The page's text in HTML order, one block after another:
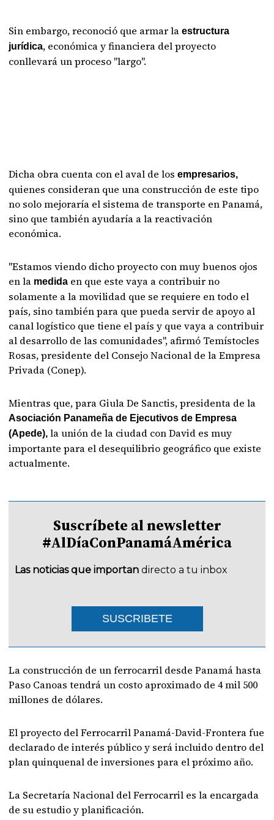
Sin embargo, reconoció que armar laestructura
jurídica, económica y financiera del proyecto
conllevará un proceso "largo".
Dicha obra cuenta con el aval de los empresarios,
quienes consideran que una construcción de este tipo
no solo mejoraría el sistema de transporte en Panamá,
sino que también ayudaría a la reactivación
económica.
"Estamos viendo dicho proyecto con muy buenos ojos
en la medida en que este vaya a contribuir no
solamente a la movilidad que se requiere en todo el
país, sino también para que pueda servir de apoyo al
canal logístico que tiene el país y que vaya a contribuir
al desarrollo de las comunidades", afirmó Temístocles
Rosas, presidente del Consejo Nacional de la Empresa
Privada (Conep).
Mientras que, para Giula De Sanctis, presidenta de la
Asociación Panameña de Ejecutivos de Empresa
(Apede), la unión de la ciudad con David es muy
importante para el desequilibrio geográfico que existe
actualmente.
Suscríbete al newsletter
#AlDíaConPanamáAmérica
Las noticias que importan directo a tu inbox
SUSCRIBETE
La construcción de un ferrocarril desde Panamá hasta
Paso Canoas tendrá un costo aproximado de 4 mil 500
millones de dólares.
El proyecto del Ferrocarril Panamá-David-Frontera fue
declarado de interés público y será incluido dentro del
plan quinquenal de inversiones para el próximo año.
La Secretaría Nacional del Ferrocarril es la encargada
de su estudio y planificación.